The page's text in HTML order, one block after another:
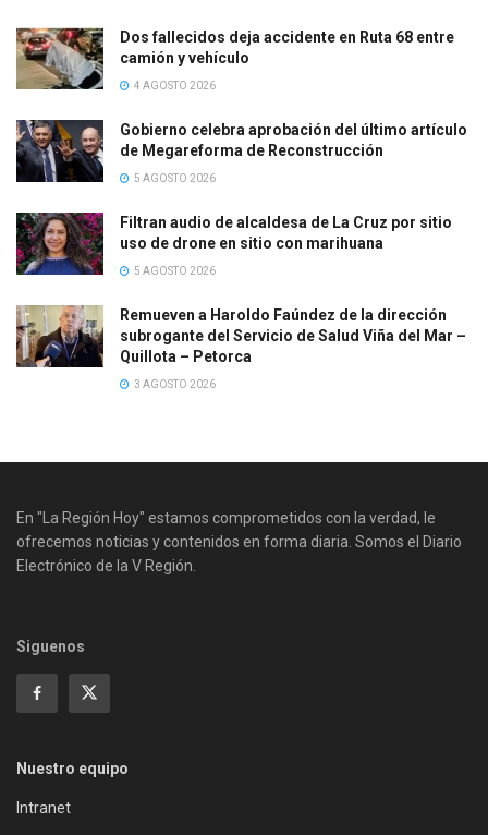
Dos fallecidos deja accidente en Ruta 68 entre
camión y vehículo
4 AGOSTO 2026
Gobierno celebra aprobación del último artículo
de Megareforma de Reconstrucción
5 AGOSTO 2026
Filtran audio de alcaldesa de La Cruz por sitio
uso de drone en sitio con marihuana
5 AGOSTO 2026
Remueven a Haroldo Faúndez de la dirección
subrogante del Servicio de Salud Viña del Mar –
Quillota – Petorca
3 AGOSTO 2026
En "La Región Hoy" estamos comprometidos con la verdad, le
ofrecemos noticias y contenidos en forma diaria. Somos el Diario
Electrónico de la V Región.
Siguenos
Nuestro equipo
Intranet